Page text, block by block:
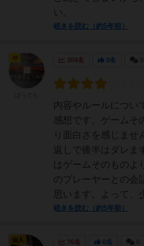
い。
続きを読む（約5年前）
304名 0名
内容やルールについ
感想です。ゲームそ
り面白さを感じませ
返しで後半はダレま
はゲームそのものよ
のプレーヤーとの会
思います。よって、
続きを読む（約5年前）
神
76名 0名
仙人